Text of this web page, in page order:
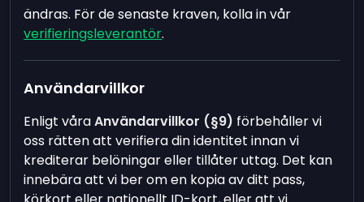
ändras. För de senaste kraven, kolla in vår
verifieringsleverantör.
Användarvillkor
Enligt våraAnvändarvillkor (§9) förbehåller vi
oss rätten att verifiera din identitet innan vi
krediterar belöningar eller tillåter uttag. Det kan
innebära att vi ber om en kopia av ditt pass,